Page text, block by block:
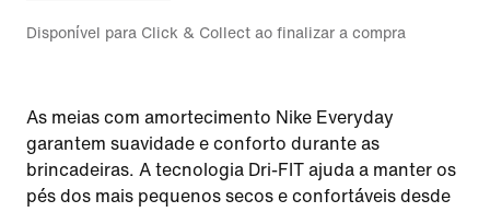
Disponível para Click & Collect ao finalizar a compra
As meias com amortecimento Nike Everyday
garantem suavidade e conforto durante as
brincadeiras. A tecnologia Dri-FIT ajuda a manter os
pés dos mais pequenos secos e confortáveis desde